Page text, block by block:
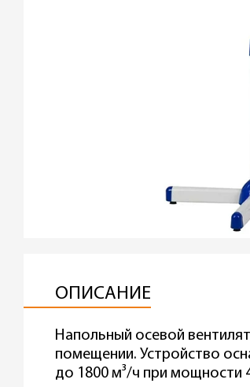
ОПИСАНИЕ
Напольный осевой
помещении. Устройство
до 1800 м³/ч при мощности